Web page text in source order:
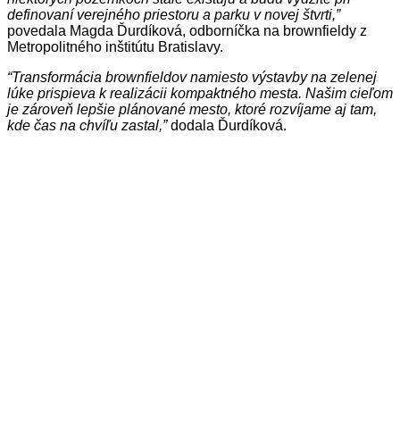
definovaní verejného priestoru a parku v novej štvrti,”
povedala Magda Ďurdíková, odborníčka na brownfieldy z
Metropolitného inštitútu Bratislavy.
“Transformácia brownfieldov namiesto výstavby na zelenej
lúke prispieva k realizácii kompaktného mesta. Našim cieľom
je zároveň lepšie plánované mesto, ktoré rozvíjame aj tam,
kde čas na chvíľu zastal,”dodala Ďurdíková.